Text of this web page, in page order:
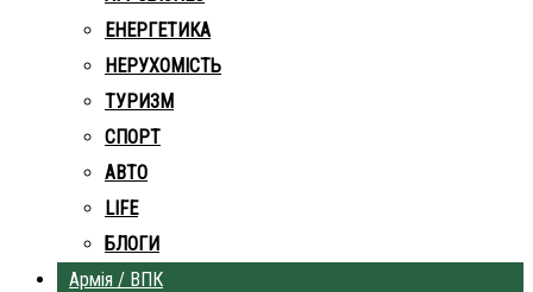
ЕНЕРГЕТИКА
НЕРУХОМІСТЬ
ТУРИЗМ
СПОРТ
АВТО
LIFE
БЛОГИ
Армія / ВПК